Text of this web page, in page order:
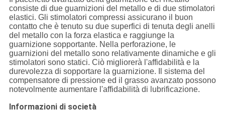
consiste di due guarnizioni del metallo e di due stimolatori
elastici. Gli stimolatori compressi assicurano il buon
contatto che è tenuto su due superfici di tenuta degli anelli
del metallo con la forza elastica e raggiunge la
guarnizione sopportante. Nella perforazione, le
guarnizioni del metallo sono relativamente dinamiche e gli
stimolatori sono statici. Ciò migliorerà l'affidabilità e la
durevolezza di sopportare la guarnizione. Il sistema del
compensatore di pressione ed il grasso avanzato possono
notevolmente aumentare l'affidabilità di lubrificazione.
Informazioni di società